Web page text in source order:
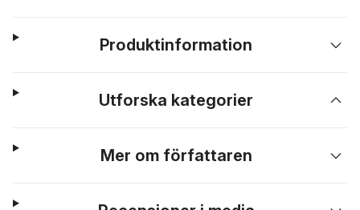
Produktinformation
Utforska kategorier
Mer om författaren